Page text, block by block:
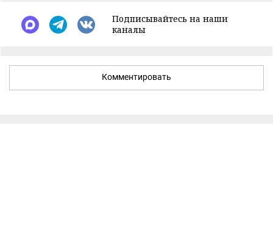
Подписывайтесь на наши
каналы
Комментировать